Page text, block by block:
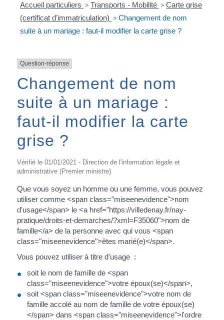
Accueil particuliers > Transports - Mobilité > Carte grise
(certificat d'immatriculation) > Changement de nom
suite à un mariage : faut-il modifier la carte grise ?
Question-réponse
Changement de nom
suite à un mariage :
faut-il modifier la carte
grise ?
Vérifié le 01/01/2021 - Direction de l'information légale et
administrative (Premier ministre)
Que vous soyez un homme ou une femme, vous pouvez
utiliser comme <span class="miseenevidence">nom
d'usage</span> le <a href="https://villedenay.fr/nay-
pratique/droits-et-demarches/?xml=F35060">nom de
famille</a> de la personne avec qui vous <span
class="miseenevidence">êtes marié(e)</span>.
Vous pouvez utiliser à titre d'usage :
soit le nom de famille de <span
class="miseenevidence">votre époux(se)</span>,
soit <span class="miseenevidence">votre nom de
famille accolé au nom de famille de votre époux(se)
</span> dans <span class="miseenevidence">l'ordre